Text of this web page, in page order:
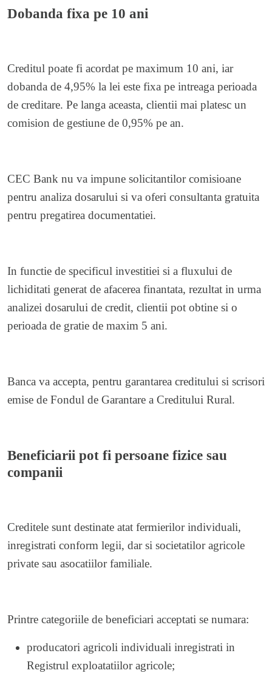
Dobanda fixa pe 10 ani
Creditul poate fi acordat pe maximum 10 ani, iar
dobanda de 4,95% la lei este fixa pe intreaga perioada
de creditare. Pe langa aceasta, clientii mai platesc un
comision de gestiune de 0,95% pe an.
CEC Bank nu va impune solicitantilor comisioane
pentru analiza dosarului si va oferi consultanta gratuita
pentru pregatirea documentatiei.
In functie de specificul investitiei si a fluxului de
lichiditati generat de afacerea finantata, rezultat in urma
analizei dosarului de credit, clientii pot obtine si o
perioada de gratie de maxim 5 ani.
Banca va accepta, pentru garantarea creditului si scrisori
emise de Fondul de Garantare a Creditului Rural.
Beneficiarii pot fi persoane fizice sau
companii
Creditele sunt destinate atat fermierilor individuali,
inregistrati conform legii, dar si societatilor agricole
private sau asocatiilor familiale.
Printre categoriile de beneficiari acceptati se numara:
producatori agricoli individuali inregistrati in
Registrul exploatatiilor agricole;